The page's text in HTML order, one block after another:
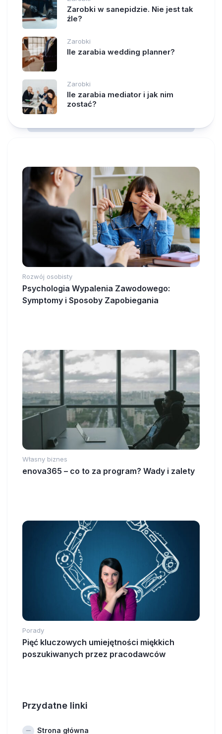
Zarobki w sanepidzie. Nie jest tak
źle?
Zarobki
Ile zarabia wedding planner?
Zarobki
Ile zarabia mediator i jak nim
zostać?
Rozwój osobisty
Psychologia Wypalenia Zawodowego:
Symptomy i Sposoby Zapobiegania
Własny biznes
enova365 – co to za program? Wady i zalety
Porady
Pięć kluczowych umiejętności miękkich
poszukiwanych przez pracodawców
Przydatne linki
Strona główna